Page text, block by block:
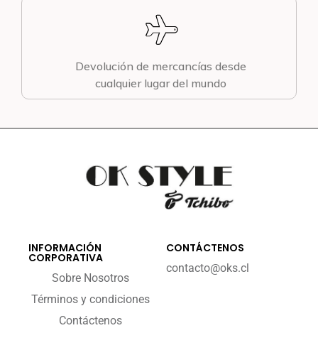
Devolución de mercancías desde
cualquier lugar del mundo
INFORMACIÓN
CORPORATIVA
Sobre Nosotros
Términos y condiciones
Contáctenos
CONTÁCTENOS
contacto@oks.cl